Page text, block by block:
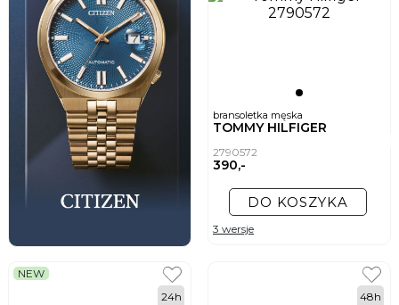
bransoletka męska
TOMMY HILFIGER
2790572
390,-
DO KOSZYKA
3 wersje
NEW
24h
48h